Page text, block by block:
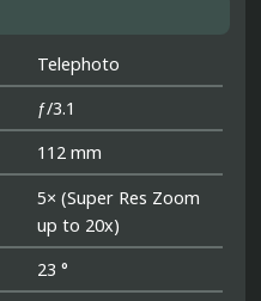
Telephoto
ƒ/3.1
112 mm
5× (Super Res Zoom
up to 20x)
23 °